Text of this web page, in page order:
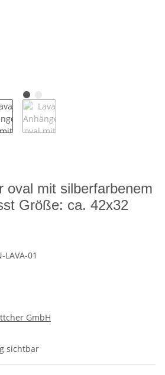
oval mit silberfarbenem
Größe: ca. 42x32
LAVA-01
GmbH
sichtbar